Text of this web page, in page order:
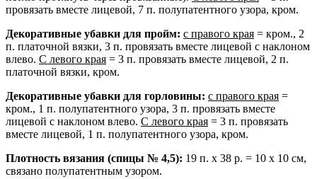
провязать вместе лицевой, 7 п. полупатентного узора, кром.
Декоративные убавки для пройм: с правого края = кром., 2
п. платочной вязки, 3 п. провязать вместе лицевой с наклоном
влево. С левого края = 3 п. провязать вместе лицевой, 2 п.
платочной вязки, кром.
Декоративные убавки для горловины: с правого края =
кром., 1 п. полупатентного узора, 3 п. провязать вместе
лицевой с наклоном влево. С левого края = 3 п. провязать
вместе лицевой, 1 п. полупатентного узора, кром.
Плотность вязания (спицы № 4,5): 19 п. х 38 р. = 10 х 10 см,
связано полупатентным узором.